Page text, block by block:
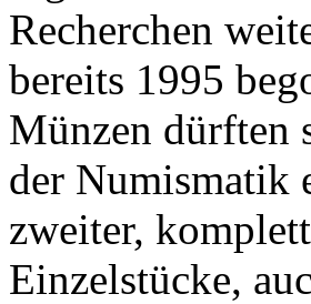
Recherchen
bereits 1995
Münzen dürften
der Numismatik
zweiter,
Einzelstücke,